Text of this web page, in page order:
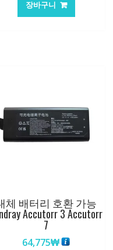
장바구니
체 배터리 호환 가능
Accutorr 3 Accutorr
7
64,775₩